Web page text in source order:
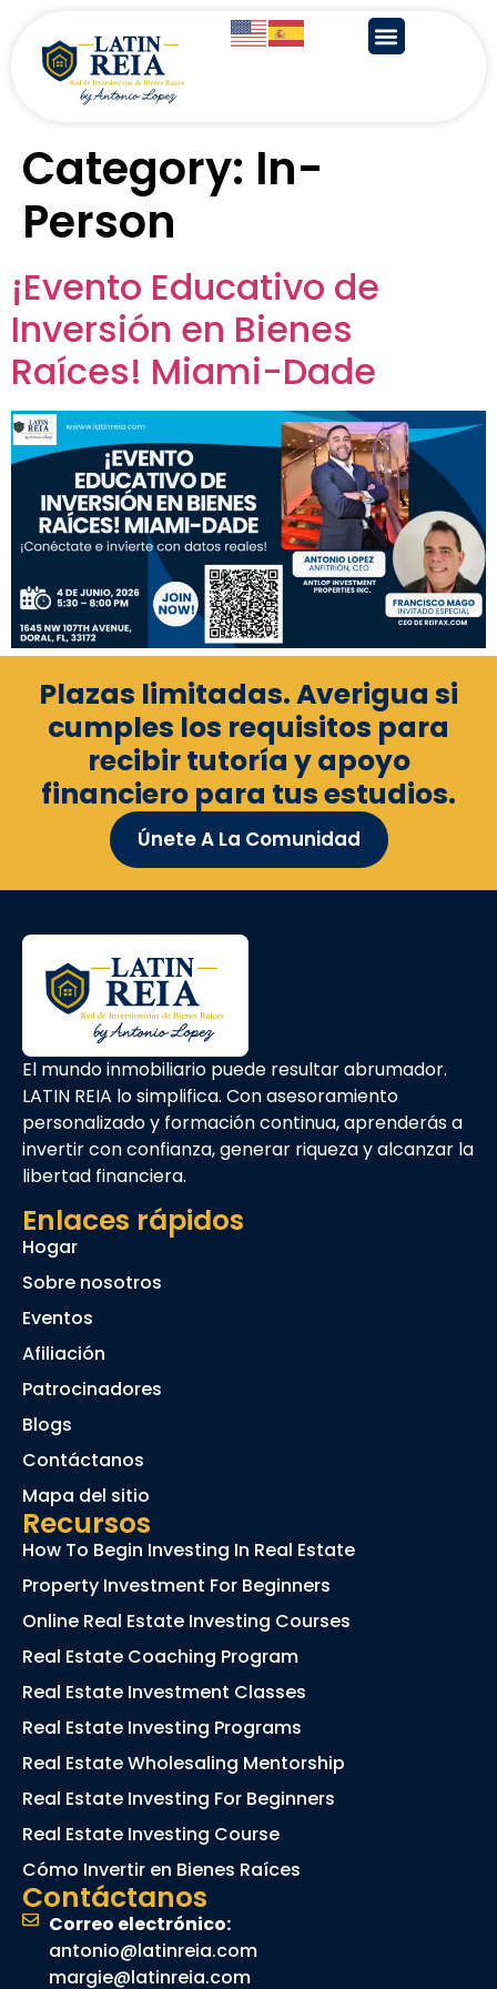
Category: In-
Person
¡Evento Educativo de
Inversión en Bienes
Raíces! Miami-Dade
Plazas limitadas. Averigua si
cumples los requisitos para
recibir tutoría y apoyo
financiero para tus estudios.
Únete A La Comunidad
El mundo inmobiliario puede resultar abrumador.
LATIN REIA lo simplifica. Con asesoramiento
personalizado y formación continua, aprenderás a
invertir con confianza, generar riqueza y alcanzar la
libertad financiera.
Enlaces rápidos
Hogar
Sobre nosotros
Eventos
Afiliación
Patrocinadores
Blogs
Contáctanos
Mapa del sitio
Recursos
How To Begin Investing In Real Estate
Property Investment For Beginners
Online Real Estate Investing Courses
Real Estate Coaching Program
Real Estate Investment Classes
Real Estate Investing Programs
Real Estate Wholesaling Mentorship
Real Estate Investing For Beginners
Real Estate Investing Course
Cómo Invertir en Bienes Raíces
Contáctanos
Correo electrónico:
antonio@latinreia.com
margie@latinreia.com